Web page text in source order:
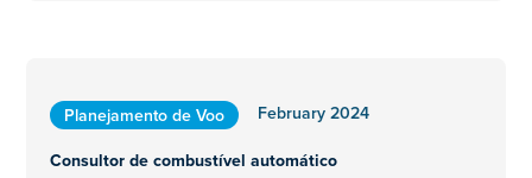
Planejamento de Voo
February 2024
Consultor de combustível automático